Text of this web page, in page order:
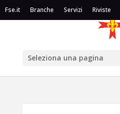
Fse.it Branche Servizi Riviste
Seleziona una pagina